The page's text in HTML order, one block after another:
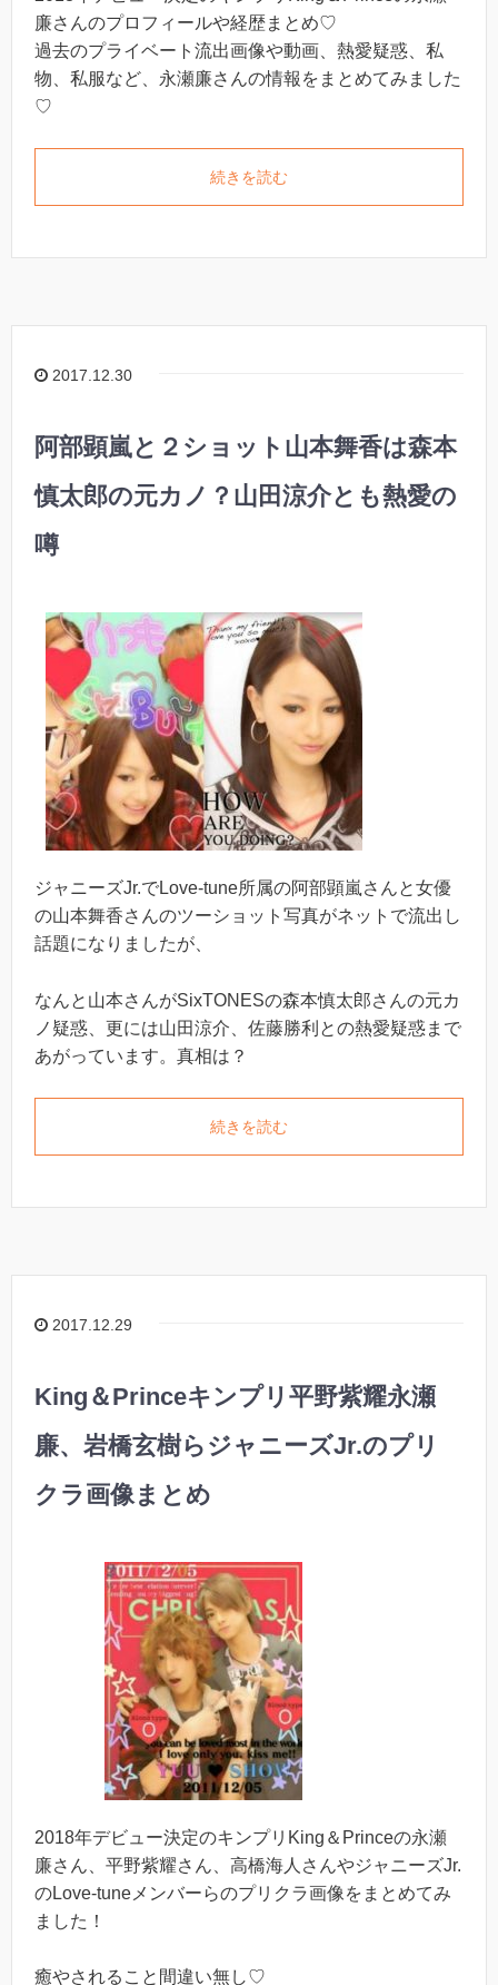
廉さんのプロフィールや経歴まとめ♡
過去のプライベート流出画像や動画、熱愛疑惑、私
物、私服など、永瀬廉さんの情報をまとめてみました
♡
続きを読む
2017.12.30
阿部顕嵐と２ショット山本舞香は森本
慎太郎の元カノ？山田涼介とも熱愛の
噂
ジャニーズJr.でLove-tune所属の阿部顕嵐さんと女優
の山本舞香さんのツーショット写真がネットで流出し
話題になりましたが、
なんと山本さんがSixTONESの森本慎太郎さんの元カ
ノ疑惑、更には山田涼介、佐藤勝利との熱愛疑惑まで
あがっています。真相は？
続きを読む
2017.12.29
King＆Princeキンプリ平野紫耀永瀬
廉、岩橋玄樹らジャニーズJr.のプリ
クラ画像まとめ
2018年デビュー決定のキンプリKing＆Princeの永瀬
廉さん、平野紫耀さん、高橋海人さんやジャニーズJr.
のLove-tuneメンバーらのプリクラ画像をまとめてみ
ました！
癒やされること間違い無し♡